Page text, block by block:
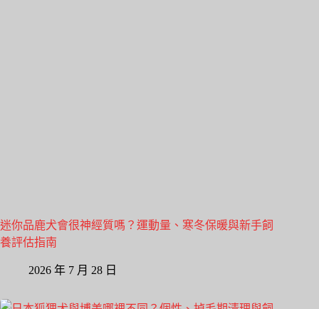
迷你品鹿犬會很神經質嗎？運動量、寒冬保暖與新手飼
養評估指南
2026 年 7 月 28 日